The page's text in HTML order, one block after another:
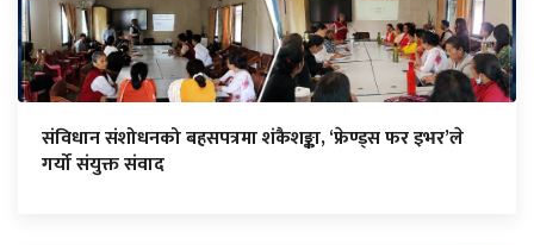
संविधान संशोधनको बहसपत्रमा शंकैशङ्का, ‘फ्रेण्ड्स फर इभर’ले
गर्यो संयुक्त संवाद